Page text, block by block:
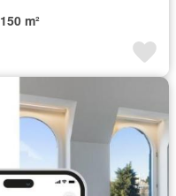
150 m²